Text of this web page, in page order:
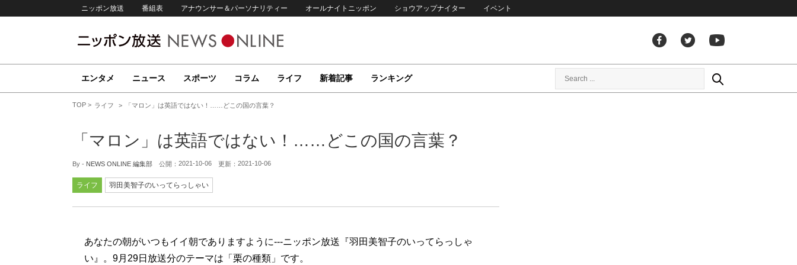
ニッポン放送 番組表 アナウンサー＆パーソナリティー オールナイトニッポン ショウアップナイター イベント
エンタメ ニュース スポーツ コラム ライフ 新着記事 ランキング
TOP ライフ 「マロン」は英語ではない！……どこの国の言葉？
「マロン」は英語ではない！……どこの国の言葉？
By - NEWS ONLINE 編集部 公開： 2021-10-06 更新： 2021-10-06
ライフ 羽田美智子のいってらっしゃい
あなたの朝がいつもイイ朝でありますように---ニッポン放送『羽田美智子のいってらっしゃ
い』。9月29日放送分のテーマは「栗の種類」です。